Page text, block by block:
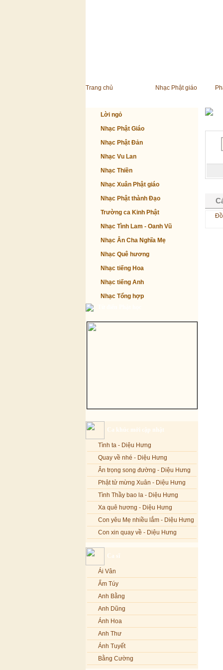
Trang chủ Nhạc Phật giáo
Lời ngỏ
Nhạc Phật Giáo
Nhạc Phật Đản
Nhạc Vu Lan
Nhạc Thiền
Nhạc Xuân Phật giáo
Nhạc Phật thành Đạo
Trường ca Kinh Phật
Nhạc Tình Lam - Oanh Vũ
Nhạc Ân Cha Nghĩa Mẹ
Nhạc Quê hương
Nhạc tiếng Hoa
Nhạc tiếng Anh
Nhạc Tổng hợp
Ca khúc mới cập nhật
Tình ta - Diệu Hưng
Quay về nhé - Diệu Hưng
Ân trọng song đường - Diệu Hưng
Phật tử mừng Xuân - Diệu Hưng
Tình Thầy bao la - Diệu Hưng
Xa quê hương - Diệu Hưng
Con yêu Mẹ nhiều lắm - Diệu Hưng
Con xin quay về - Diệu Hưng
Nếu xa Phật - Diệu Hưng
Tình Lam - Kim Khánh & Hoàng
Vĩnh
Xin cho con niềm tin - Kim Linh
Quán Âm Mẹ hiền - Kim Linh
Nhạc niệm Nam Mô A Di Đà Phật -
Kim Linh
Mẹ Từ Bi - Kim Linh
12 Lời nguyện của Bồ tát Quán Thế
Âm - Kim Linh
Ca sĩ
Ái Vân
Ẩm Túy
Anh Bằng
Anh Dũng
Ánh Hoa
Anh Thư
Ánh Tuyết
Bằng Cường